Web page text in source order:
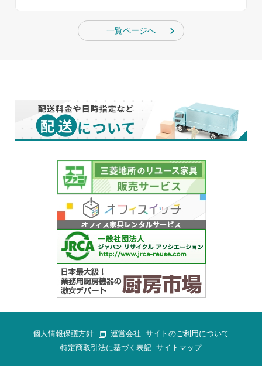
一覧ページへ
個人情報保護方針 運営会社 サイトのご利用について
特定商取引法に基づく表記 サイトマップ